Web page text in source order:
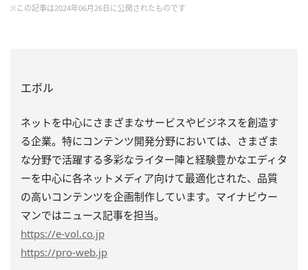
※この記事は2024年06月26日に公開されたものです
エボル
ネットを中心にさまざまなサービスやビジネスを創造す
る企業。特にコンテンツ開発分野においては、さまざま
な分野で活躍する多彩なライター陣と経験豊かなエディタ
ーを中心に各ネットメディア向けて最適化された、品質
の高いコンテンツを企画制作しています。マイナビウー
マンではニュース記事を担当。
https://e-vol.co.jp
https://pro-web.jp